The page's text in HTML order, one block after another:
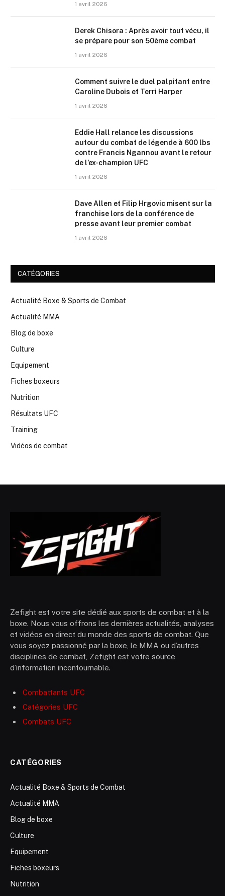
1 avril 2026
Derek Chisora : Après avoir tout vécu, il
se prépare pour son 50ème combat
1 avril 2026
Comment suivre le duel palpitant entre
Caroline Dubois et Terri Harper
1 avril 2026
Eddie Hall relance les discussions
autour du combat de légende à 600 lbs
contre Francis Ngannou avant le retour
de l’ex-champion UFC
1 avril 2026
Dave Allen et Filip Hrgovic misent sur la
franchise lors de la conférence de
presse avant leur premier combat
1 avril 2026
CATÉGORIES
Actualité Boxe & Sports de Combat
Actualité MMA
Blog de boxe
Culture
Equipement
Fiches boxeurs
Nutrition
Résultats UFC
Training
Vidéos de combat
Zefight est votre site dédié aux sports de combat et à la
boxe. Nous vous offrons les dernières actualités, analyses
et vidéos en direct du monde des sports de combat. Que
vous soyez passionné par la boxe, le MMA ou d’autres
disciplines de combat, Zefight est votre source
d’information incontournable.
Combattants UFC
Catégories UFC
Combats UFC
CATÉGORIES
Actualité Boxe & Sports de Combat
Actualité MMA
Blog de boxe
Culture
Equipement
Fiches boxeurs
Nutrition